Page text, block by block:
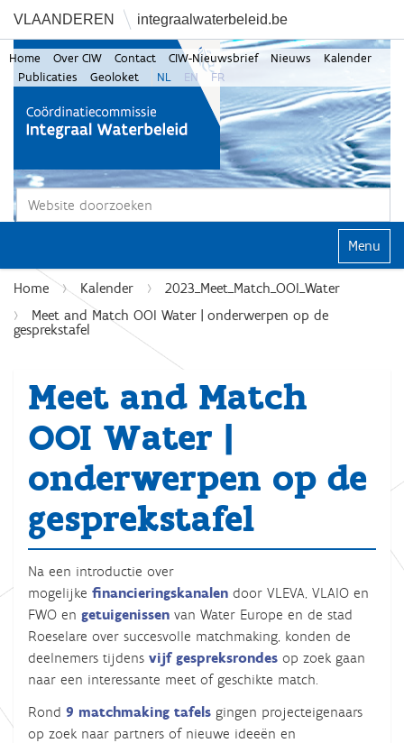
VLAANDEREN integraalwaterbeleid.be
Zoek
Home Over CIW Contact CIW-Nieuwsbrief Nieuws
Kalender
Publicaties
Geoloket NL EN FR
Klap
Home Kalender
2023_Meet_Match_OOI_Water
Meet and Match OOI Water | onderwerpen op de
gesprekstafel
Meet and Match
OOI Water |
onderwerpen op de
gesprekstafel
Na een introductie over
mogelijke financieringskanalen door VLEVA, VLAIO en
FWO en getuigenissen van Water Europe en de stad
Roeselare over succesvolle matchmaking, konden de
deelnemers tijdens vijf gespreksrondes op zoek gaan
naar een interessante meet of geschikte match.
Rond 9 matchmaking tafels gingen projecteigenaars
op zoek naar partners of nieuwe ideeën en